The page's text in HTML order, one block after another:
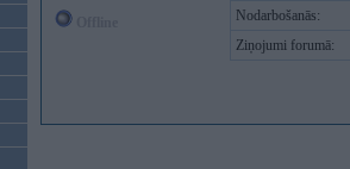
Nodarbošanās:
Ziņojumi forumā: